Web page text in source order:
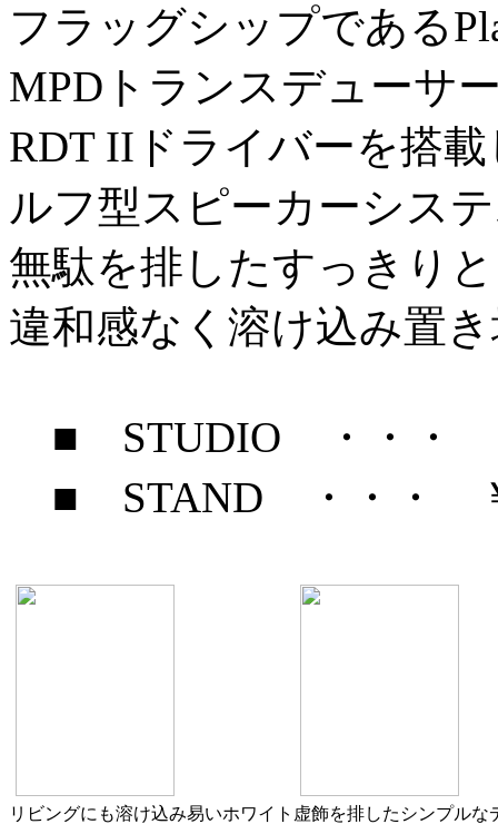
フラッグシップである
MPDトランスデューサ
RDT IIドライバーを搭
ルフ型スピーカーシス
無駄を排したすっきり
違和感なく溶け込み置
■ STUDIO ・・・
■ STAND ・・・ ￥
リビングにも溶け込み易いホワイト 虚飾を排したシンプルな